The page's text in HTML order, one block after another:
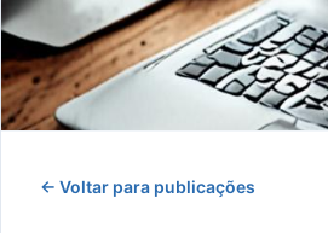
← Voltar para publicações